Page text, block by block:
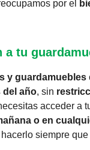
por el
a tu
y guardamuebles
del año, sin
acceder a
o en
siempre